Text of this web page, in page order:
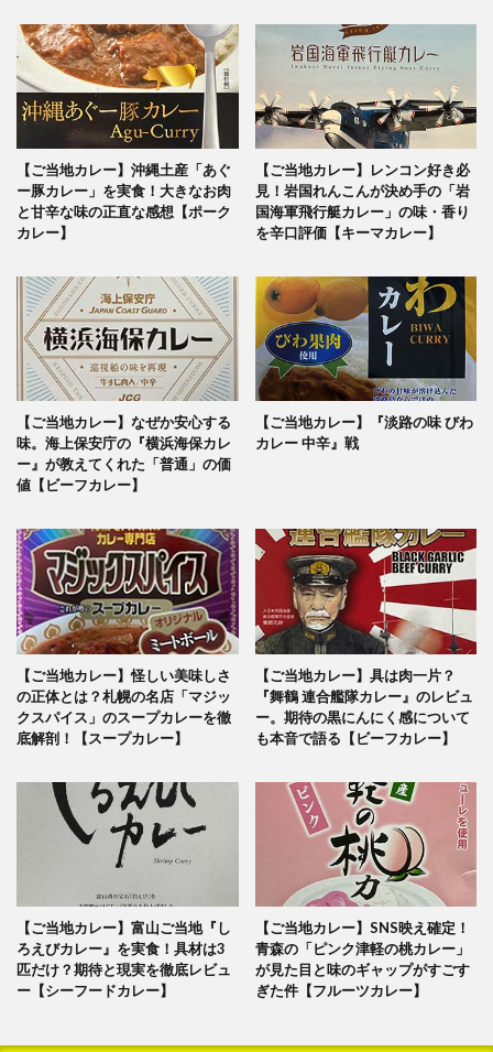
【ご当地カレー】沖縄土産「あぐ
ー豚カレー」を実食！大きなお肉
と甘辛な味の正直な感想【ポーク
カレー】
【ご当地カレー】レンコン好き必
見！岩国れんこんが決め手の「岩
国海軍飛行艇カレー」の味・香り
を辛口評価【キーマカレー】
【ご当地カレー】なぜか安心する
味。海上保安庁の『横浜海保カレ
ー』が教えてくれた「普通」の価
値【ビーフカレー】
【ご当地カレー】『淡路の味 びわ
カレー 中辛』戦
【ご当地カレー】怪しい美味しさ
の正体とは？札幌の名店「マジッ
クスパイス」のスープカレーを徹
底解剖！【スープカレー】
【ご当地カレー】具は肉一片？
『舞鶴 連合艦隊カレー』のレビュ
ー。期待の黒にんにく感について
も本音で語る【ビーフカレー】
【ご当地カレー】富山ご当地『し
ろえびカレー』を実食！具材は3
匹だけ？期待と現実を徹底レビュ
ー【シーフードカレー】
【ご当地カレー】SNS映え確定！
青森の「ピンク津軽の桃カレー」
が見た目と味のギャップがすごす
ぎた件【フルーツカレー】